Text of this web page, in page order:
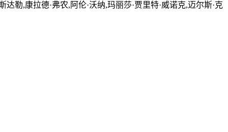
勒,康拉德·弗农,阿伦·沃纳,玛丽莎·贾里特·威诺克,迈尔斯·克